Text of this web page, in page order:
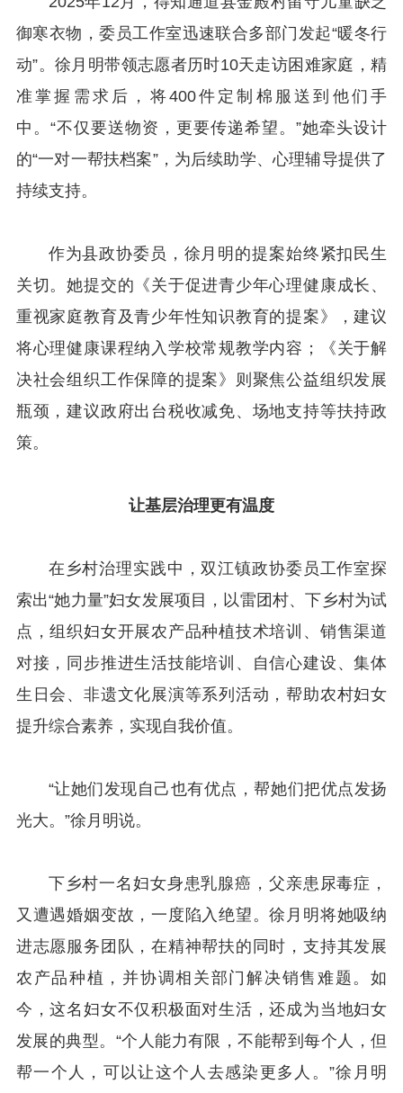
御寒衣物，委员工作室迅速联合多部门发起“暖冬行
动”。徐月明带领志愿者历时10天走访困难家庭，精
准掌握需求后，将400件定制棉服送到他们手
中。“不仅要送物资，更要传递希望。”她牵头设计
的“一对一帮扶档案”，为后续助学、心理辅导提供了
持续支持。
作为县政协委员，徐月明的提案始终紧扣民生
关切。她提交的《关于促进青少年心理健康成长、
重视家庭教育及青少年性知识教育的提案》，建议
将心理健康课程纳入学校常规教学内容；《关于解
决社会组织工作保障的提案》则聚焦公益组织发展
瓶颈，建议政府出台税收减免、场地支持等扶持政
策。
让基层治理更有温度
在乡村治理实践中，双江镇政协委员工作室探
索出“她力量”妇女发展项目，以雷团村、下乡村为试
点，组织妇女开展农产品种植技术培训、销售渠道
对接，同步推进生活技能培训、自信心建设、集体
生日会、非遗文化展演等系列活动，帮助农村妇女
提升综合素养，实现自我价值。
“让她们发现自己也有优点，帮她们把优点发扬
光大。”徐月明说。
下乡村一名妇女身患乳腺癌，父亲患尿毒症，
又遭遇婚姻变故，一度陷入绝望。徐月明将她吸纳
进志愿服务团队，在精神帮扶的同时，支持其发展
农产品种植，并协调相关部门解决销售难题。如
今，这名妇女不仅积极面对生活，还成为当地妇女
发展的典型。“个人能力有限，不能帮到每个人，但
帮一个人，可以让这个人去感染更多人。”徐月明